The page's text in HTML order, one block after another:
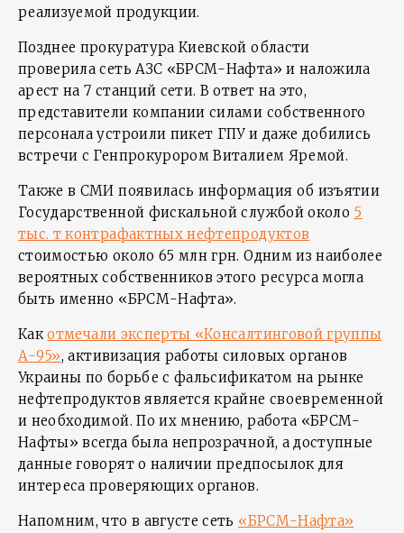
реализуемой продукции.
Позднее прокуратура Киевской области
проверила сеть АЗС «БРСМ-Нафта» и наложила
арест на 7 станций сети. В ответ на это,
представители компании силами собственного
персонала устроили пикет ГПУ и даже добились
встречи с Генпрокурором Виталием Яремой.
Также в СМИ появилась информация об изъятии
Государственной фискальной службой около 5
тыс. т контрафактных нефтепродуктов
стоимостью около 65 млн грн. Одним из наиболее
вероятных собственников этого ресурса могла
быть именно «БРСМ-Нафта».
Какотмечали эксперты «Консалтинговой группы
А-95», активизация работы силовых органов
Украины по борьбе с фальсификатом на рынке
нефтепродуктов является крайне своевременной
и необходимой. По их мнению, работа «БРСМ-
Нафты» всегда была непрозрачной, а доступные
данные говорят о наличии предпосылок для
интереса проверяющих органов.
Напомним, что в августе сеть «БРСМ-Нафта»